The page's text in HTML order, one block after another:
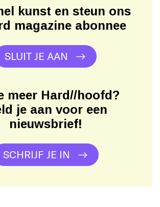
kunst en steun ons
magazine abonnee
SLUIT JE AAN
meer Hard//hoofd?
je aan voor een
nieuwsbrief!
SCHRIJF JE IN